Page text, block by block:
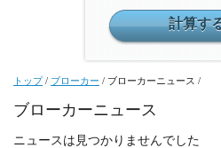
トップ/ ブローカー / ブローカーニュース /
ブローカーニュース
ニュースは見つかりませんでした